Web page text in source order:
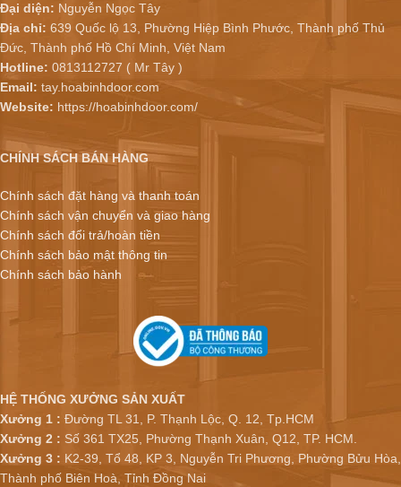
Đại diện: Nguyễn Ngọc Tây
Địa chỉ: 639 Quốc lộ 13, Phường Hiệp Bình Phước, Thành phố Thủ
Đức, Thành phố Hồ Chí Minh, Việt Nam
Hotline: 0813112727 ( Mr Tây )
Email: tay.hoabinhdoor.com
Website: https://hoabinhdoor.com/
CHÍNH SÁCH BÁN HÀNG
Chính sách đặt hàng và thanh toán
Chính sách vận chuyển và giao hàng
Chính sách đổi trả/hoàn tiền
Chính sách bảo mật thông tin
Chính sách bảo hành
HỆ THỐNG XƯỞNG SẢN XUẤT
Xưởng 1 : Đường TL 31, P. Thạnh Lộc, Q. 12, Tp.HCM
Xưởng 2 : Số 361 TX25, Phường Thạnh Xuân, Q12, TP. HCM.
Xưởng 3 : K2-39, Tổ 48, KP 3, Nguyễn Tri Phương, Phường Bửu Hòa,
Thành phố Biên Hoà, Tỉnh Đồng Nai